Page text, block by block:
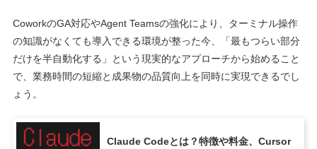
CoworkのGA対応やAgent Teamsの強化により、ターミナル操作
の知識がなくても導入できる環境が整った今、「最もつらい部分
だけを半自動化する」という現実的なアプローチから始めること
で、業務時間の短縮と成果物の品質向上を同時に実現できるでし
ょう。
Claude Codeとは？特徴や料金、Cursor